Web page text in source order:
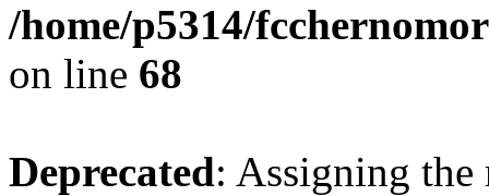
/home/p5314/
on line 68
Deprecated: Assigning the